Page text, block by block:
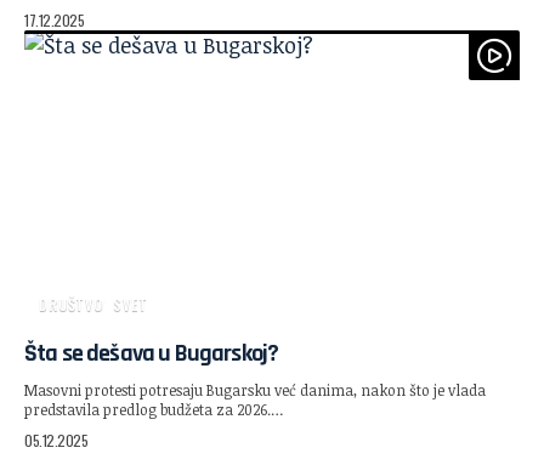
17.12.2025
DRUŠTVO SVET
Šta se dešava u Bugarskoj?
Masovni protesti potresaju Bugarsku već danima, nakon što je vlada
predstavila predlog budžeta za 2026.…
05.12.2025